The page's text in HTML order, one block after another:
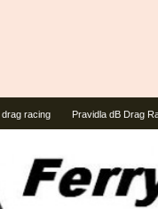
drag racing Pravidla dB Drag